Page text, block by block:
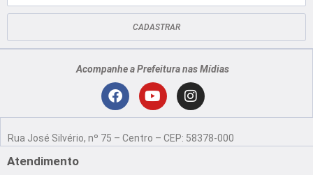
mail
CADASTRAR
Acompanhe a Prefeitura nas Mídias
F
c
Y
u
I
n
s
Rua José Silvério, nº 75 – Centro – CEP: 58378-000
Atendimento